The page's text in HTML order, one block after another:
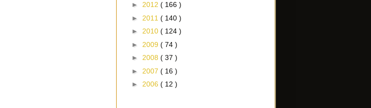
► 2012 ( 166 )
► 2011 ( 140 )
► 2010 ( 124 )
► 2009 ( 74 )
► 2008 ( 37 )
► 2007 ( 16 )
► 2006 ( 12 )